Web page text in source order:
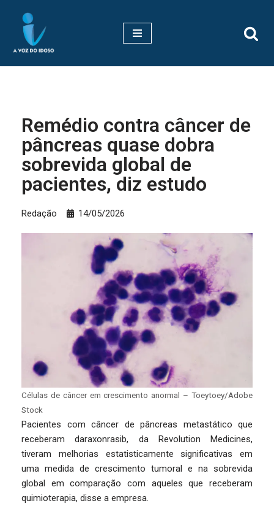
Pular
para
Remédio contra câncer de
pâncreas quase dobra
sobrevida global de
pacientes, diz estudo
Redação 14/05/2026
Células de câncer em crescimento anormal – Toeytoey/Adobe
Stock
Pacientes com câncer de pâncreas metastático que
receberam daraxonrasib, da Revolution Medicines,
tiveram melhorias estatisticamente significativas em
uma medida de crescimento tumoral e na sobrevida
global em comparação com aqueles que receberam
quimioterapia, disse a empresa.